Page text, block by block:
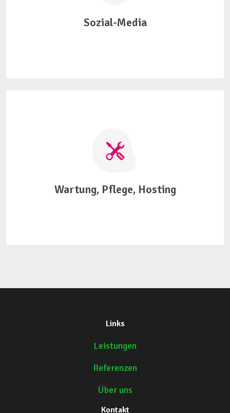
Sozial-Media
Wartung, Pflege, Hosting
Links
Leistungen
Referenzen
Über uns
Kontakt